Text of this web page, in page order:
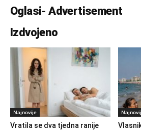
Oglasi- Advertisement
Izdvojeno
Najnovije
Vratila se dva tjedna ranije